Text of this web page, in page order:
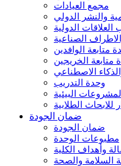
مجمع العيادات
والنشر الدولي
العلاقات الدولية
الصناعية
متابعة الوافدين
متابعة الخريجين
الاصطناعي
وحدة التدريب
البيئية
للابحاث الطلابية
ضمان الجودة
ضمان الجودة
مطبوعات الوحدة
وأهداف الكلية
السلامة والصحة